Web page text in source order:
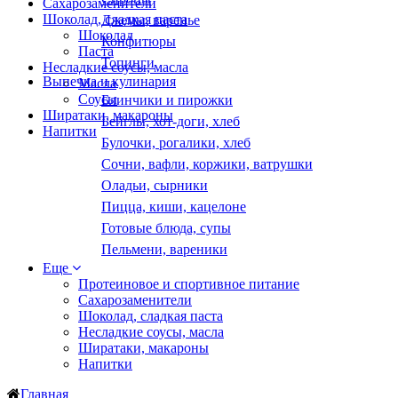
Сахарозаменители
Шоколад, сладкая паста
Шоколад
Паста
Несладкие соусы, масла
Масла
Соусы
Ширатаки, макароны
Напитки
Джемы, варенье
Конфитюры
Топинги
Выпечка и кулинария
Блинчики и пирожки
Бейглы, хот-доги, хлеб
Булочки, рогалики, хлеб
Сочни, вафли, коржики, ватрушки
Оладьи, сырники
Пицца, киши, кацелоне
Готовые блюда, супы
Пельмени, вареники
Еще
Протеиновое и спортивное питание
Сахарозаменители
Шоколад, сладкая паста
Несладкие соусы, масла
Ширатаки, макароны
Напитки
Главная